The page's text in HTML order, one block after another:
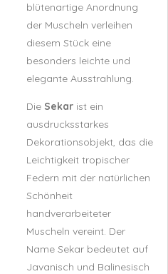
blütenartige Anordnung
der Muscheln verleihen
diesem Stück eine
besonders leichte und
elegante Ausstrahlung.
Die Sekar ist ein
ausdrucksstarkes
Dekorationsobjekt, das die
Leichtigkeit tropischer
Federn mit der natürlichen
Schönheit
handverarbeiteter
Muscheln vereint. Der
Name Sekar bedeutet auf
Javanisch und Balinesisch